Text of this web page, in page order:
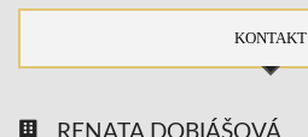
KONTAKT